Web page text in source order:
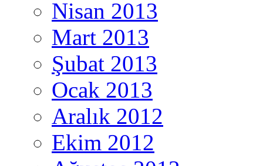
Nisan 2013
Mart 2013
Şubat 2013
Ocak 2013
Aralık 2012
Ekim 2012